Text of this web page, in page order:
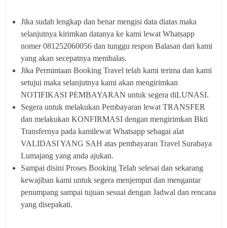
Jika sudah lengkap dan benar mengisi data diatas maka
selanjutnya kirimkan datanya ke kami lewat Whatsapp
nomer 081252060056 dan tunggu respon Balasan dari kami
yang akan secepatnya membalas.
Jika Permintaan Booking Travel telah kami terima dan kami
setujui maka selanjutnya kami akan mengirimkan
NOTIFIKASI PEMBAYARAN untuk segera diLUNASI.
Segera untuk melakukan Pembayaran lewat TRANSFER
dan melakukan KONFIRMASI dengan mengirimkan Bkti
Transfernya pada kamilewat Whatsapp sebagai alat
VALIDASI YANG SAH atas pembayaran Travel Surabaya
Lumajang yang anda ajukan.
Sampai disini Proses Booking Telah selesai dan sekarang
kewajiban kami untuk segera menjemput dan mengantar
penumpang sampai tujuan sesuai dengan Jadwal dan rencana
yang disepakati.